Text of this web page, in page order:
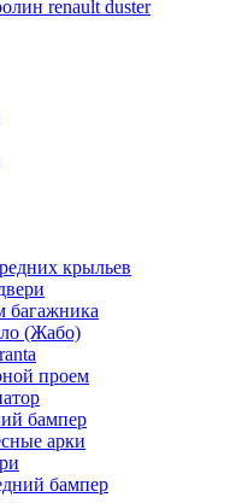
renault duster
крыльев
багажника
(Жабо)
проем
бампер
арки
бампер